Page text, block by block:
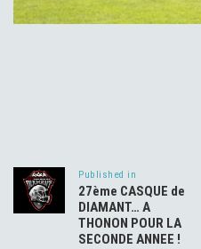
l’article
Published in
post:
27ème CASQUE de
DIAMANT… A
THONON POUR LA
SECONDE ANNEE !